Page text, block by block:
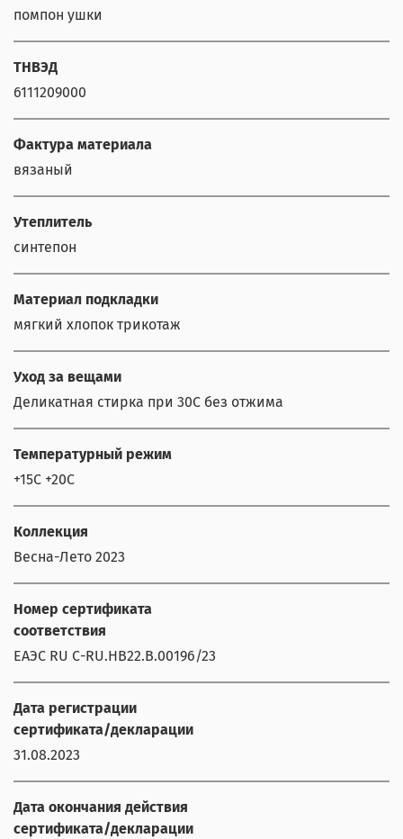
помпон ушки
ТНВЭД
6111209000
Фактура материала
вязаный
Утеплитель
синтепон
Материал подкладки
мягкий хлопок трикотаж
Уход за вещами
Деликатная стирка при 30С без отжима
Температурный режим
+15C +20C
Коллекция
Весна-Лето 2023
Номер сертификата
соответствия
ЕАЭС RU С-RU.НВ22.В.00196/23
Дата регистрации
сертификата/декларации
31.08.2023
Дата окончания действия
сертификата/декларации